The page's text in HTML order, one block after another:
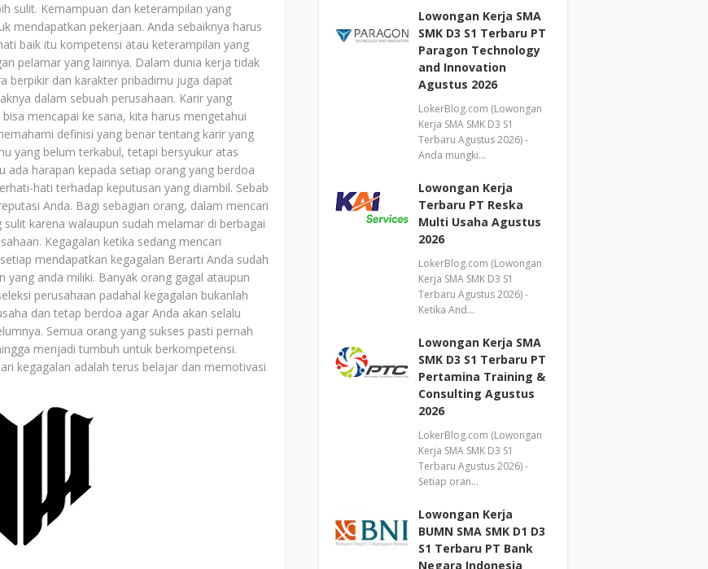
sulit. Kemampuan dan keterampilan yang
mendapatkan pekerjaan. Anda sebaiknya harus
baik itu kompetensi atau keterampilan yang
pelamar yang lainnya. Dalam dunia kerja tidak
berpikir dan karakter pribadimu juga dapat
dalam sebuah perusahaan. Karir yang
mencapai ke sana, kita harus mengetahui
definisi yang benar tentang karir yang
yang belum terkabul, tetapi bersyukur atas
ada harapan kepada setiap orang yang berdoa
hati terhadap keputusan yang diambil. Sebab
Anda. Bagi sebagian orang, dalam mencari
karena walaupun sudah melamar di berbagai
Kegagalan ketika sedang mencari
mendapatkan kegagalan Berarti Anda sudah
yang anda miliki. Banyak orang gagal ataupun
perusahaan padahal kegagalan bukanlah
dan tetap berdoa agar Anda akan selalu
Semua orang yang sukses pasti pernah
menjadi tumbuh untuk berkompetensi.
kegagalan adalah terus belajar dan memotivasi
Lowongan Kerja SMA
SMK D3 S1 Terbaru PT
Paragon Technology
and Innovation
Agustus 2026
LokerBlog.com (Lowongan
Kerja SMA SMK D3 S1
Terbaru Agustus 2026) -
Anda mungki…
Lowongan Kerja
Terbaru PT Reska
Multi Usaha Agustus
2026
LokerBlog.com (Lowongan
Kerja SMA SMK D3 S1
Terbaru Agustus 2026) -
Ketika And…
Lowongan Kerja SMA
SMK D3 S1 Terbaru PT
Pertamina Training &
Consulting Agustus
2026
LokerBlog.com (Lowongan
Kerja SMA SMK D3 S1
Terbaru Agustus 2026) -
Setiap oran…
Lowongan Kerja
BUMN SMA SMK D1 D3
S1 Terbaru PT Bank
Negara Indonesia